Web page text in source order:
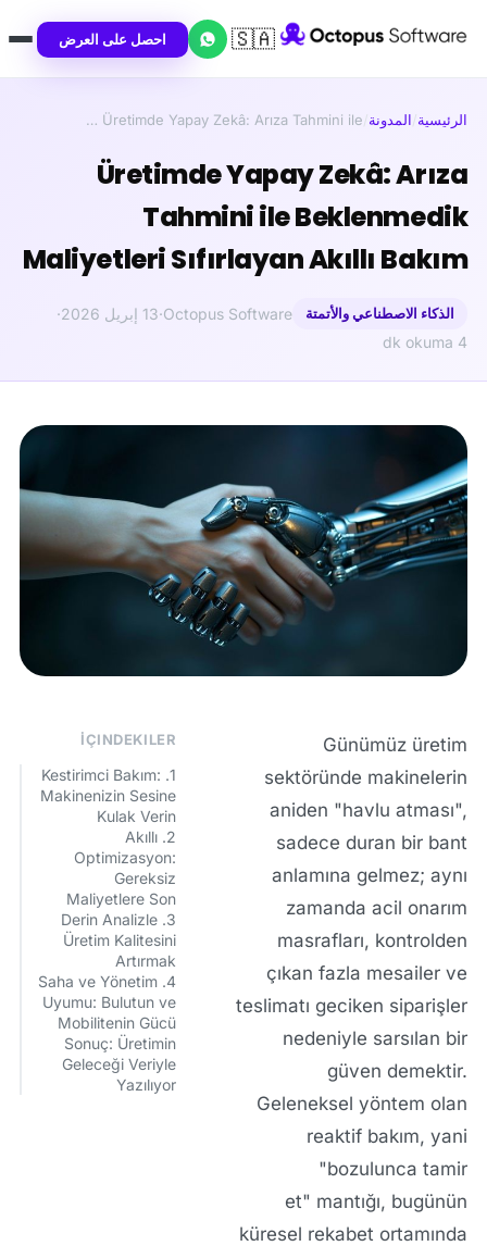
🇸🇦 احصل على العرض
الرئيسية/المدونة/
Üretimde Yapay Zekâ: Arıza Tahmini ile …
Üretimde Yapay Zekâ: Arıza
Tahmini ile Beklenmedik
Maliyetleri Sıfırlayan Akıllı Bakım
الذكاء الاصطناعي والأتمتة Octopus Software
·13 إبريل 2026
·
4 dk okuma
İÇINDEKILER
1. Kestirimci Bakım:
Makinenizin Sesine
Kulak Verin
2. Akıllı
Optimizasyon:
Gereksiz
Maliyetlere Son
3. Derin Analizle
Üretim Kalitesini
Artırmak
4. Saha ve Yönetim
Uyumu: Bulutun ve
Mobilitenin Gücü
Sonuç: Üretimin
Geleceği Veriyle
Yazılıyor
Günümüz üretim
sektöründe makinelerin
aniden "havlu atması",
sadece duran bir bant
anlamına gelmez; aynı
zamanda acil onarım
masrafları, kontrolden
çıkan fazla mesailer ve
teslimatı geciken siparişler
nedeniyle sarsılan bir
güven demektir.
Geleneksel yöntem olan
reaktif bakım, yani
"bozulunca tamir
et" mantığı, bugünün
küresel rekabet ortamında